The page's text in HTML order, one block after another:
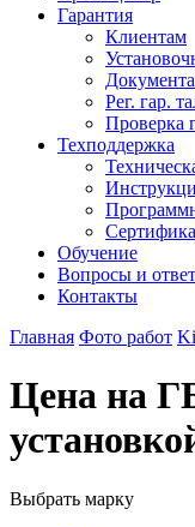
Гарантия
Клиентам
Рег. гар.
Проверка
Техподдержка
Обучение
Вопросы и
Контакты
Главная Фото работ
Цена на
Выбрать марку